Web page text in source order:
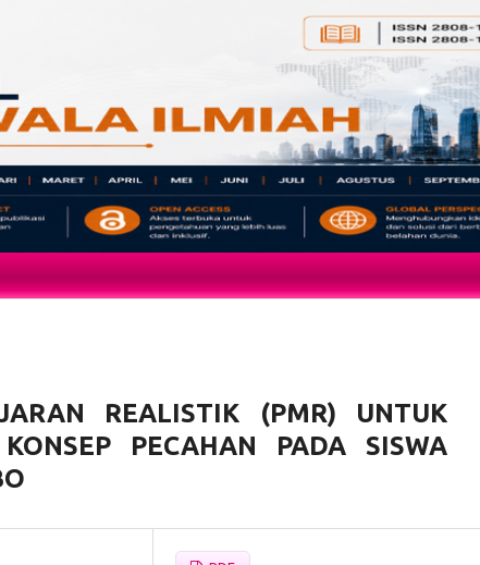
REALISTIK (PMR) UNTUK
PECAHAN PADA SISWA